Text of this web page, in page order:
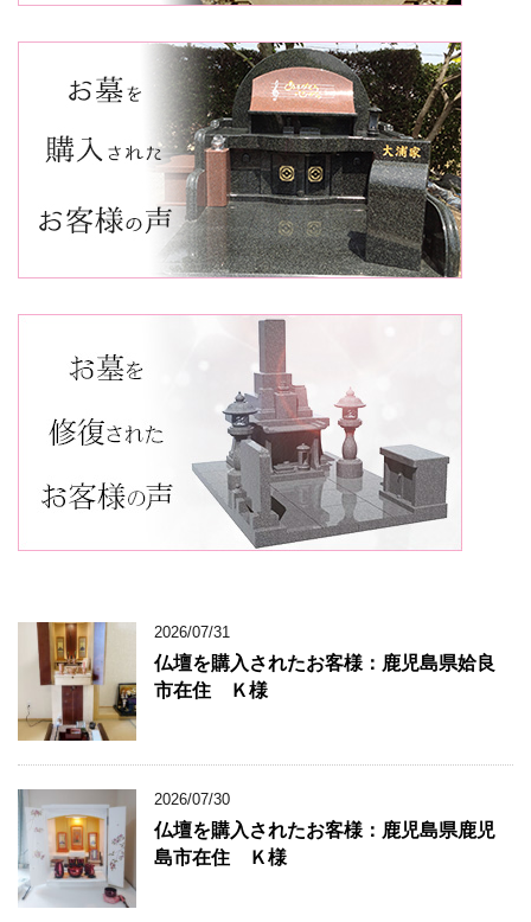
2026/07/31
仏壇を購入されたお客様：鹿児島県姶良
市在住 Ｋ様
2026/07/30
仏壇を購入されたお客様：鹿児島県鹿児
島市在住 Ｋ様